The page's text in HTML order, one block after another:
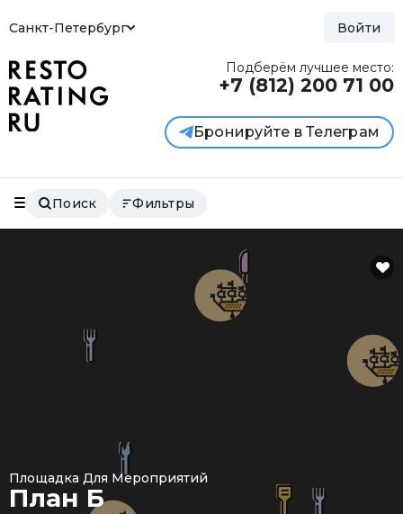
Санкт-Петербург Войти
Подберём лучшее место:
+7 (812) 200 71 00
Бронируйте в Телеграм
Поиск Фильтры
Площадка Для Мероприятий
План Б